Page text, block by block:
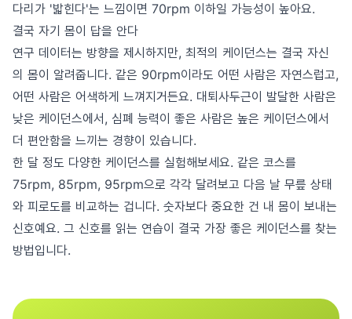
다리가 '밟힌다'는 느낌이면 70rpm 이하일 가능성이 높아요.
결국 자기 몸이 답을 안다
연구 데이터는 방향을 제시하지만, 최적의 케이던스는 결국 자신
의 몸이 알려줍니다. 같은 90rpm이라도 어떤 사람은 자연스럽고,
어떤 사람은 어색하게 느껴지거든요. 대퇴사두근이 발달한 사람은
낮은 케이던스에서, 심폐 능력이 좋은 사람은 높은 케이던스에서
더 편안함을 느끼는 경향이 있습니다.
한 달 정도 다양한 케이던스를 실험해보세요. 같은 코스를
75rpm, 85rpm, 95rpm으로 각각 달려보고 다음 날 무릎 상태
와 피로도를 비교하는 겁니다. 숫자보다 중요한 건 내 몸이 보내는
신호예요. 그 신호를 읽는 연습이 결국 가장 좋은 케이던스를 찾는
방법입니다.